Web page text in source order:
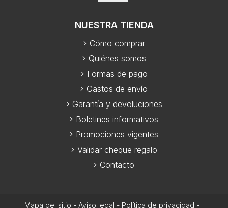
NUESTRA TIENDA
Cómo comprar
Quiénes somos
Formas de pago
Gastos de envío
Garantía y devoluciones
Boletines informativos
Promociones vigentes
Validar cheque regalo
Contacto
Mapa del sitio - Aviso legal - Política de privacidad -